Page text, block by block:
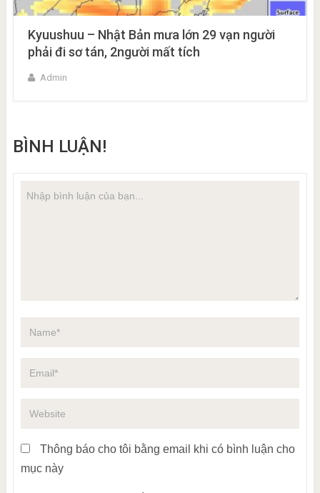
Kyuushuu – Nhật Bản mưa lớn 29 vạn người
phải đi sơ tán, 2người mất tích
Admin
BÌNH LUẬN!
Thông báo cho tôi bằng email khi có bình luận cho
mục này